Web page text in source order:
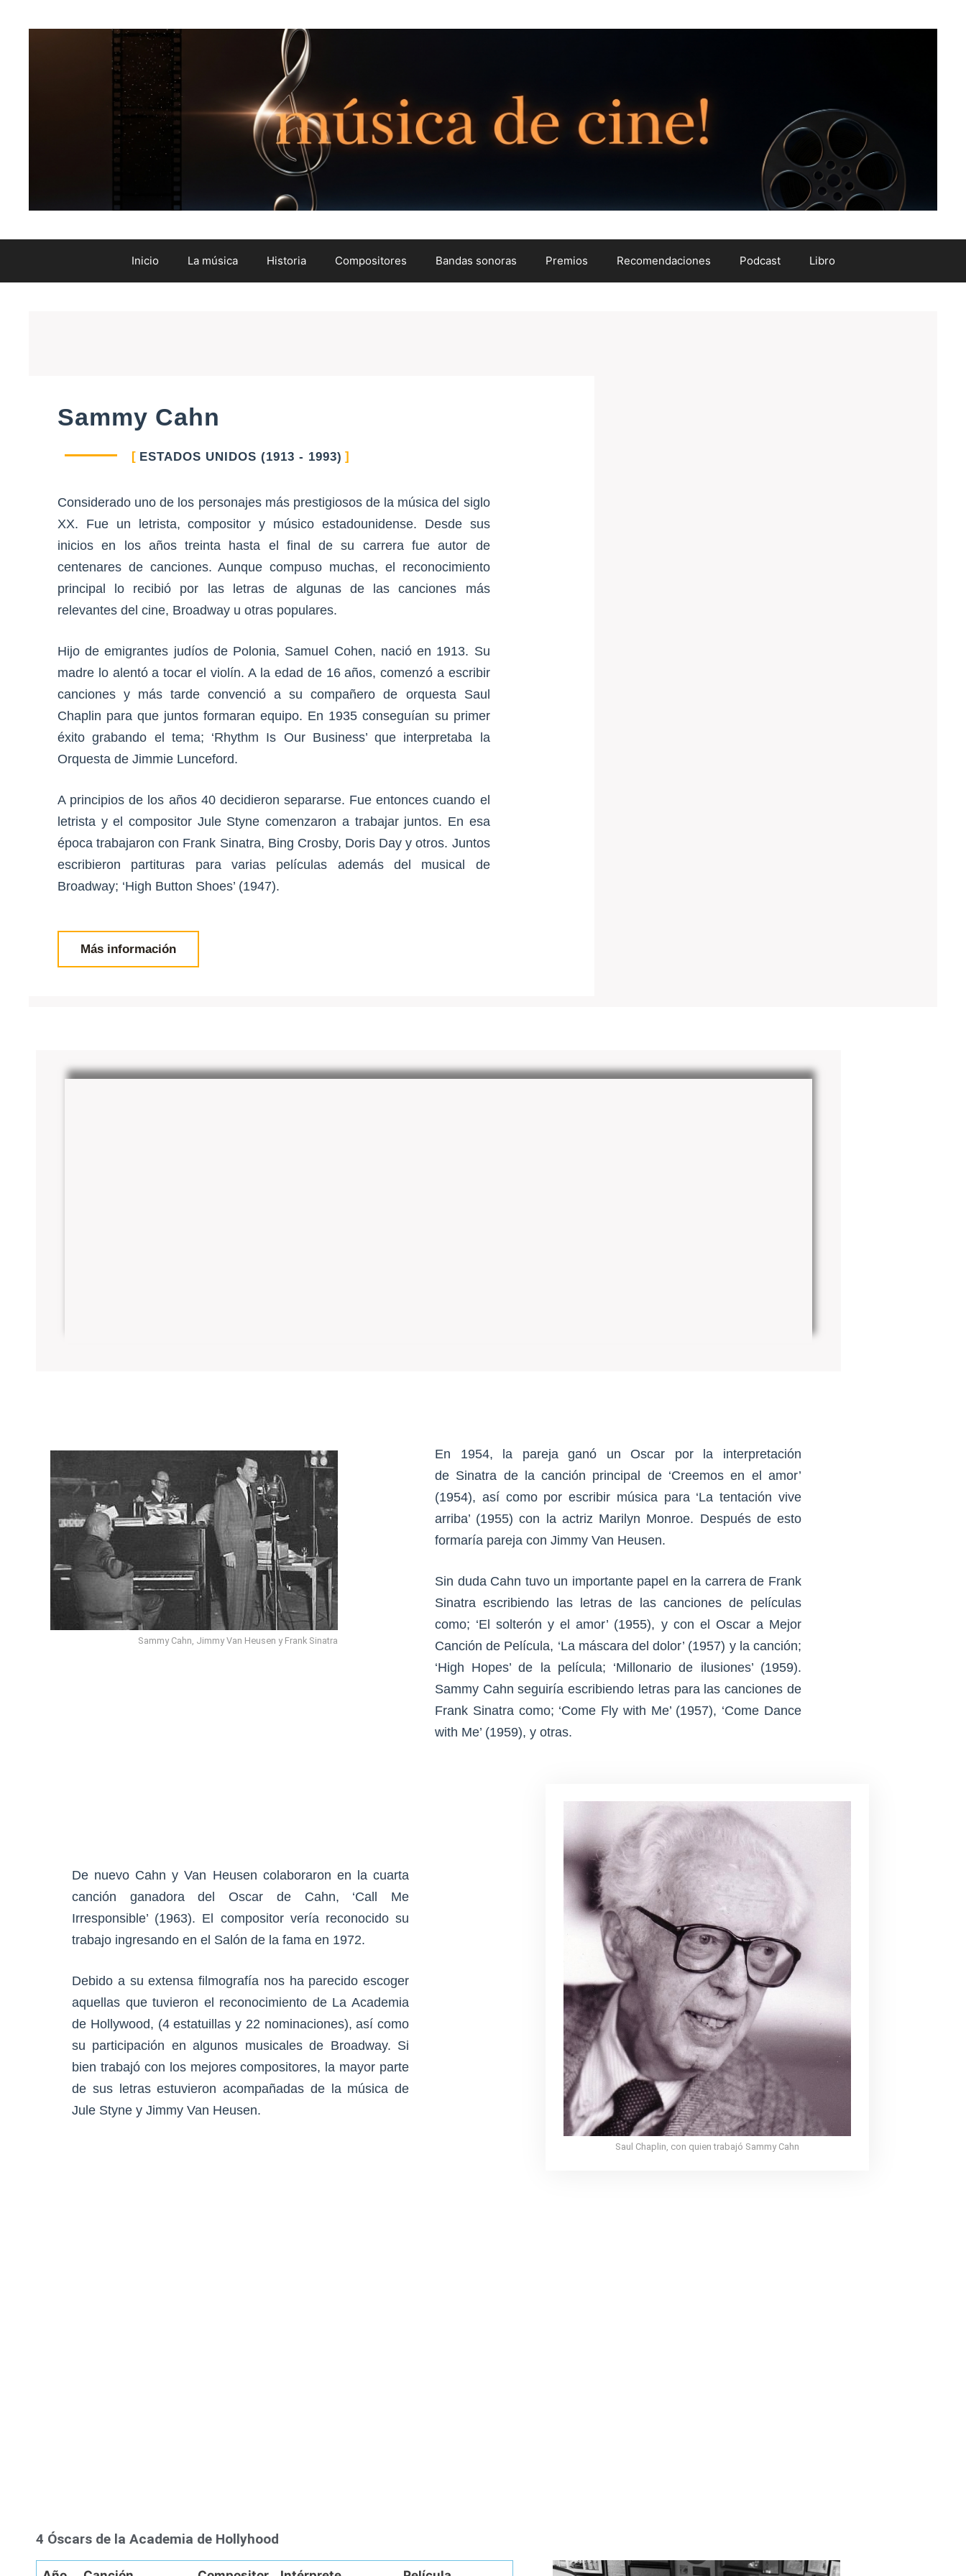
Inicio La música Historia Compositores Bandas sonoras Premios Recomendaciones Podcast Libro
Sammy Cahn
ESTADOS UNIDOS (1913 - 1993)
Considerado uno de los personajes más prestigiosos de la música del siglo
XX. Fue un letrista, compositor y músico estadounidense. Desde sus
inicios en los años treinta hasta el final de su carrera fue autor de
centenares de canciones. Aunque compuso muchas, el reconocimiento
principal lo recibió por las letras de algunas de las canciones más
relevantes del cine, Broadway u otras populares.
Hijo de emigrantes judíos de Polonia, Samuel Cohen, nació en 1913. Su
madre lo alentó a tocar el violín. A la edad de 16 años, comenzó a escribir
canciones y más tarde convenció a su compañero de orquesta Saul
Chaplin para que juntos formaran equipo. En 1935 conseguían su primer
éxito grabando el tema; ‘Rhythm Is Our Business’ que interpretaba la
Orquesta de Jimmie Lunceford.
A principios de los años 40 decidieron separarse. Fue entonces cuando el
letrista y el compositor Jule Styne comenzaron a trabajar juntos. En esa
época trabajaron con Frank Sinatra, Bing Crosby, Doris Day y otros. Juntos
escribieron partituras para varias películas además del musical de
Broadway; ‘High Button Shoes’ (1947).
Más información
Sammy Cahn, Jimmy Van Heusen y Frank Sinatra
En 1954, la pareja ganó un Oscar por la interpretación
de Sinatra de la canción principal de ‘Creemos en el amor’
(1954), así como por escribir música para ‘La tentación vive
arriba’ (1955) con la actriz Marilyn Monroe. Después de esto
formaría pareja con Jimmy Van Heusen.
Sin duda Cahn tuvo un importante papel en la carrera de Frank
Sinatra escribiendo las letras de las canciones de películas
como; ‘El solterón y el amor’ (1955), y con el Oscar a Mejor
Canción de Película, ‘La máscara del dolor’ (1957) y la canción;
‘High Hopes’ de la película; ‘Millonario de ilusiones’ (1959).
Sammy Cahn seguiría escribiendo letras para las canciones de
Frank Sinatra como; ‘Come Fly with Me’ (1957), ‘Come Dance
with Me’ (1959), y otras.
De nuevo Cahn y Van Heusen colaboraron en la cuarta
canción ganadora del Oscar de Cahn, ‘Call Me
Irresponsible’ (1963). El compositor vería reconocido su
trabajo ingresando en el Salón de la fama en 1972.
Debido a su extensa filmografía nos ha parecido escoger
aquellas que tuvieron el reconocimiento de La Academia
de Hollywood, (4 estatuillas y 22 nominaciones), así como
su participación en algunos musicales de Broadway. Si
bien trabajó con los mejores compositores, la mayor parte
de sus letras estuvieron acompañadas de la música de
Jule Styne y Jimmy Van Heusen.
Saul Chaplin, con quien trabajó Sammy Cahn
4 Óscars de la Academia de Hollyhood